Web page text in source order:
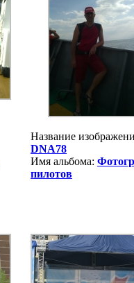
Название
DNA78
Имя альбома:
пилотов